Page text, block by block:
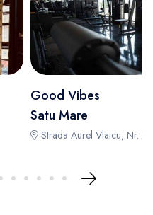
Good Vibes
Satu Mare
Strada Aurel Vlaicu, Nr.